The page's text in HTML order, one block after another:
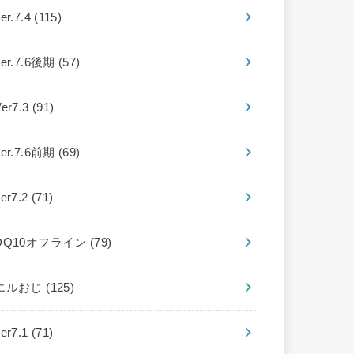
(115)
後期 (57)
(91)
前期 (69)
(71)
オフライン (79)
ルおじ (125)
(71)